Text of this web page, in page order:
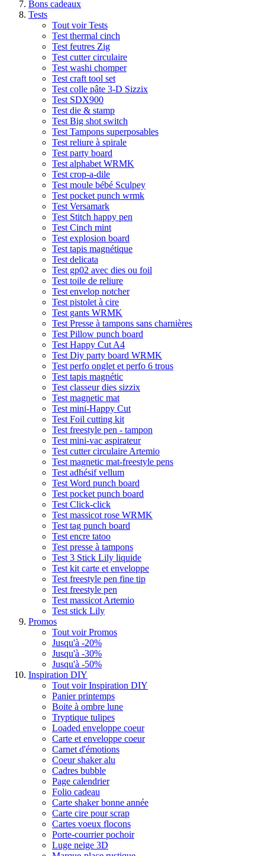
Bons cadeaux
Tests
Tout voir Tests
Test thermal cinch
Test feutres Zig
Test cutter circulaire
Test washi chomper
Test craft tool set
Test colle pâte 3-D Sizzix
Test SDX900
Test die & stamp
Test Big shot switch
Test Tampons superposables
Test reliure à spirale
Test party board
Test alphabet WRMK
Test crop-a-dile
Test moule bébé Sculpey
Test pocket punch wrmk
Test Versamark
Test Stitch happy pen
Test Cinch mint
Test explosion board
Test tapis magnétique
Test delicata
Test gp02 avec dies ou foil
Test toile de reliure
Test envelop notcher
Test pistolet à cire
Test gants WRMK
Test Presse à tampons sans charnières
Test Pillow punch board
Test Happy Cut A4
Test Diy party board WRMK
Test perfo onglet et perfo 6 trous
Test tapis magnétic
Test classeur dies sizzix
Test magnetic mat
Test mini-Happy Cut
Test Foil cutting kit
Test freestyle pen - tampon
Test mini-vac aspirateur
Test cutter circulaire Artemio
Test magnetic mat-freestyle pens
Test adhésif vellum
Test Word punch board
Test pocket punch board
Test Click-click
Test massicot rose WRMK
Test tag punch board
Test encre tatoo
Test presse à tampons
Test 3 Stick Lily liquide
Test kit carte et enveloppe
Test freestyle pen fine tip
Test freestyle pen
Test massicot Artemio
Test stick Lily
Promos
Tout voir Promos
Jusqu'à -20%
Jusqu'à -30%
Jusqu'à -50%
Inspiration DIY
Tout voir Inspiration DIY
Panier printemps
Boite à ombre lune
Tryptique tulipes
Loaded enveloppe coeur
Carte et enveloppe coeur
Carnet d'émotions
Coeur shaker alu
Cadres bubble
Page calendrier
Folio cadeau
Carte shaker bonne année
Carte cire pour scrap
Cartes voeux flocons
Porte-courrier pochoir
Luge neige 3D